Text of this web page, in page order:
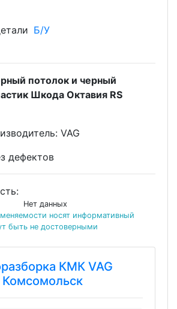
Б/У
потолок и черный
Шкода Октавия RS
VAG
дефектов
Нет данных
носят информативный
быть не достоверными
КМК VAG
Комсомольск